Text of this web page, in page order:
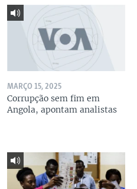
MARÇO 15, 2025
Corrupção sem fim em
Angola, apontam analistas